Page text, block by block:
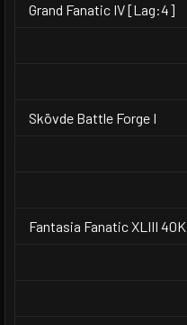
Grand Fanatic IV [Lag:4]
Skövde Battle Forge I
Fantasia Fanatic XLIII 40K